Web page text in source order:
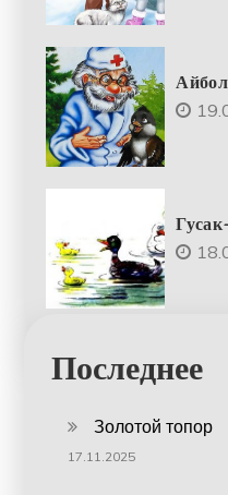
Последнее
Золотой топор
17.11.2025